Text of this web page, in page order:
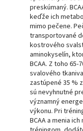
preskúmaný.
keďže ich
mimo pečene.
transportované
kostrového
aminokyselín,
BCAA. Z toho
svalového
zastúpené 35 %
sú nevyhnutné
významný
výkonu. Pri
BCAA a menia